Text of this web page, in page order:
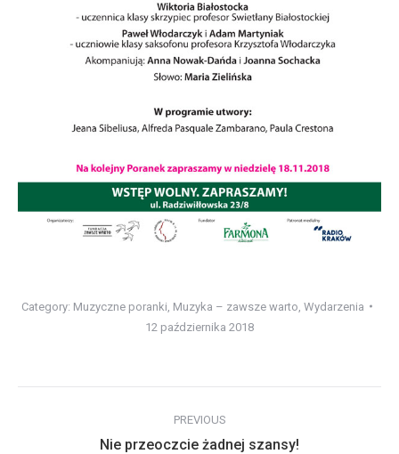
Category: Muzyczne poranki Muzyka – zawsze warto Wydarzenia
12 października 2018
navigation
PREVIOUS
Previous
Nie przeoczcie żadnej szansy!